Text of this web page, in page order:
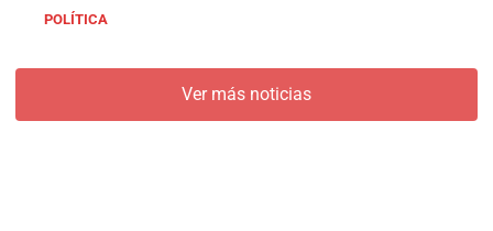
POLÍTICA
Ver más noticias